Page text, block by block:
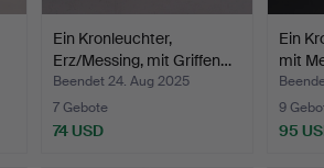
Ein Kronleuchter,
Erz/Messing, mit Griffen…
Beendet 24. Aug 2025
7 Gebote
74 USD
Ein
mit
9
95